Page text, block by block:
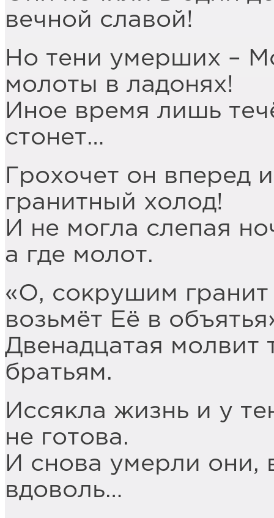
вечной славой!
Но тени умерших –
молоты в ладонях!
Иное время лишь
стонет…
Грохочет он вперед
гранитный холод!
И не могла слепая
а где молот.
«О, сокрушим
возьмёт Её в
Двенадцатая молвит
братьям.
Иссякла жизнь и у
не готова.
И снова умерли они,
вдоволь…